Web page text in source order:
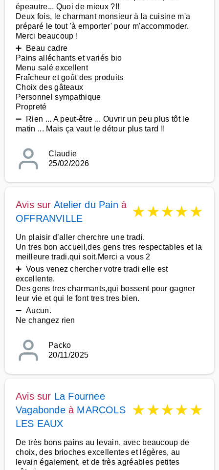
épeautre... Quoi de mieux ?!!
Deux fois, le charmant monsieur à la cuisine m'a
préparé le tout 'à emporter' pour m'accommoder.
Merci beaucoup !
➕ Beau cadre
Pains alléchants et variés bio
Menu salé excellent
Fraîcheur et goût des produits
Choix des gâteaux
Personnel sympathique
Propreté
➖ Rien ... A peut-être ... Ouvrir un peu plus tôt le
matin ... Mais ça vaut le détour plus tard !!
Claudie
25/02/2026
Avis sur Atelier du Pain à
OFFRANVILLE
★★★★★
Un plaisir d’aller cherchre une tradi.
Un tres bon accueil,des gens tres respectables et la
meilleure tradi.qui soit.Merci a vous 2
➕ Vous venez chercher votre tradi elle est
excellente.
Des gens tres charmants,qui bossent pour gagner
leur vie et qui le font tres tres bien.
➖ Aucun.
Ne changez rien
Packo
20/11/2025
Avis sur La Fournee
Vagabondeà MARCOLS
LES EAUX
★★★★★
De très bons pains au levain, avec beaucoup de
choix, des brioches excellentes et légères, au
levain également, et de très agréables petites